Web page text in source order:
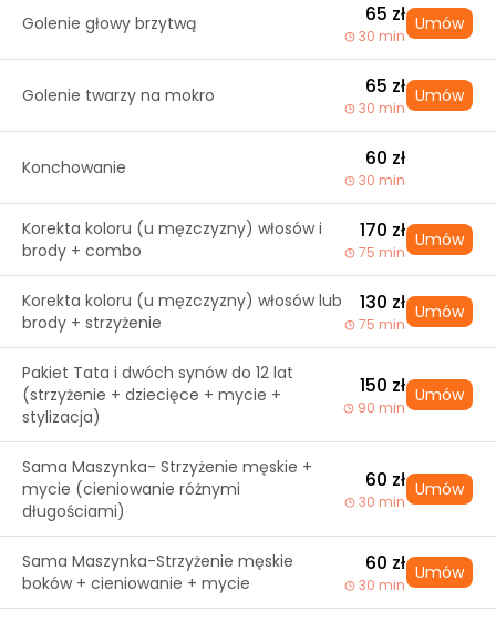
Golenie głowy brzytwą 65 zł
30 min
Umów
Golenie twarzy na mokro 65 zł
30 min
Umów
Konchowanie 60 zł
30 min
Korekta koloru (u męzczyzny) włosów i
brody + combo
170 zł
75 min
Umów
Korekta koloru (u męzczyzny) włosów lub
brody + strzyżenie
130 zł
75 min
Umów
Pakiet Tata i dwóch synów do 12 lat
(strzyżenie + dziecięce + mycie +
stylizacja)
150 zł
90 min
Umów
Sama Maszynka- Strzyżenie męskie +
mycie (cieniowanie różnymi
długościami)
60 zł
30 min
Umów
Sama Maszynka-Strzyżenie męskie
boków + cieniowanie + mycie
60 zł
30 min
Umów